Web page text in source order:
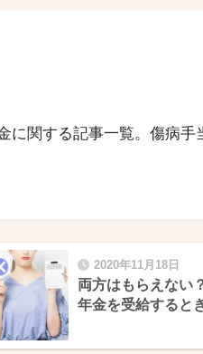
に関する記事一覧。傷病手
2020年11月18日
両方はもらえない
年金を受給すると